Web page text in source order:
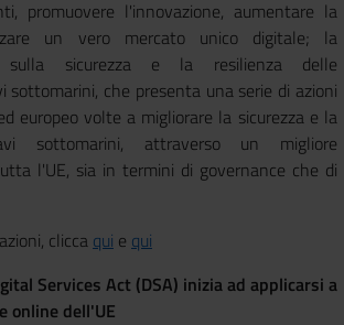
promuovere l'innovazione, aumentare la
un vero mercato unico digitale; la
sulla sicurezza e la resilienza delle
sottomarini, che presenta una serie di azioni
europeo volte a migliorare la sicurezza e la
sottomarini, attraverso un migliore
l'UE, sia in termini di governance che di
clicca qui e qui
Services Act (DSA) inizia ad applicarsi a
online dell'UE